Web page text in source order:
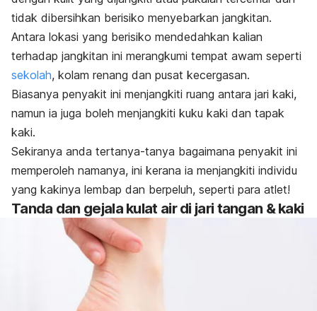
tidak dibersihkan berisiko menyebarkan jangkitan.
Antara lokasi yang berisiko mendedahkan kalian
terhadap jangkitan ini merangkumi tempat awam seperti
sekolah, kolam renang dan pusat kecergasan.
Biasanya penyakit ini menjangkiti ruang antara jari kaki,
namun ia juga boleh menjangkiti kuku kaki dan tapak
kaki.
Sekiranya anda tertanya-tanya bagaimana penyakit ini
memperoleh namanya, ini kerana ia menjangkiti individu
yang kakinya lembap dan berpeluh, seperti para atlet!
Tanda dan gejala kulat air di jari tangan & kaki